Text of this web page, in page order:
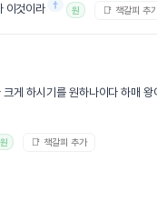
이것이라 † 원 📑 책갈피 추
게 하시기를 원하나이다 하매 왕
원 📑 책갈피 추가